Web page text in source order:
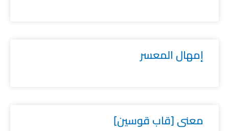
إمهال المعسر
معنى [قاب قوسين]